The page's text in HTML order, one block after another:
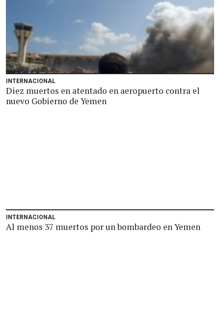
INTERNACIONAL
Diez muertos en atentado en aeropuerto contra el
nuevo Gobierno de Yemen
INTERNACIONAL
Al menos 37 muertos por un bombardeo en Yemen